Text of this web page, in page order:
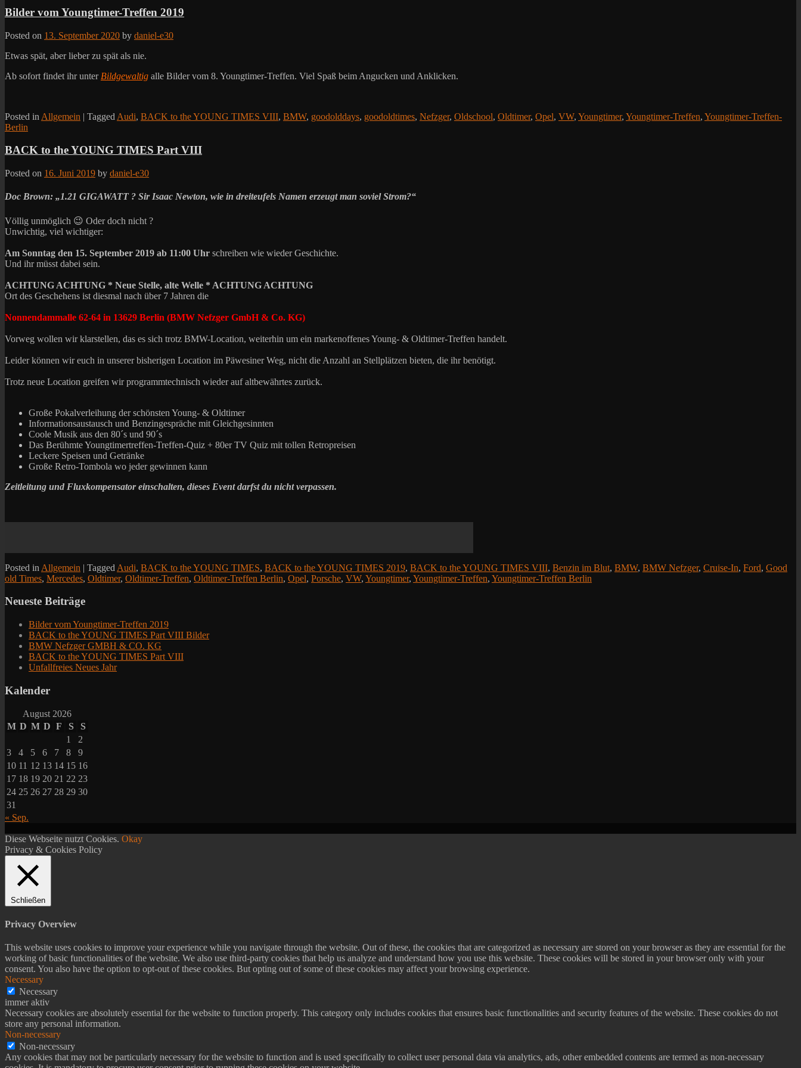
Bilder vom Youngtimer-Treffen 2019
Posted on 13. September 2020 by daniel-e30
Etwas spät, aber lieber zu spät als nie.
Ab sofort findet ihr unter Bildgewaltig alle Bilder vom 8. Youngtimer-Treffen. Viel Spaß beim Angucken und Anklicken.
Posted in Allgemein | Tagged Audi, BACK to the YOUNG TIMES VIII, BMW, goodolddays, goodoldtimes, Nefzger, Oldschool, Oldtimer, Opel, VW, Youngtimer, Youngtimer-Treffen, Youngtimer-Treffen-
Berlin
BACK to the YOUNG TIMES Part VIII
Posted on 16. Juni 2019 by daniel-e30
Doc Brown: „1.21 GIGAWATT ? Sir Isaac Newton, wie in dreiteufels Namen erzeugt man soviel Strom?“
Völlig unmöglich 😉 Oder doch nicht ?
Unwichtig, viel wichtiger:
Am Sonntag den 15. September 2019 ab 11:00 Uhr schreiben wie wieder Geschichte.
Und ihr müsst dabei sein.
ACHTUNG ACHTUNG * Neue Stelle, alte Welle * ACHTUNG ACHTUNG
Ort des Geschehens ist diesmal nach über 7 Jahren die
Nonnendammalle 62-64 in 13629 Berlin (BMW Nefzger GmbH & Co. KG)
Vorweg wollen wir klarstellen, das es sich trotz BMW-Location, weiterhin um ein markenoffenes Young- & Oldtimer-Treffen handelt.
Leider können wir euch in unserer bisherigen Location im Päwesiner Weg, nicht die Anzahl an Stellplätzen bieten, die ihr benötigt.
Trotz neue Location greifen wir programmtechnisch wieder auf altbewährtes zurück.
Große Pokalverleihung der schönsten Young- & Oldtimer
Informationsaustausch und Benzingespräche mit Gleichgesinnten
Coole Musik aus den 80´s und 90´s
Das Berühmte Youngtimertreffen-Treffen-Quiz + 80er TV Quiz mit tollen Retropreisen
Leckere Speisen und Getränke
Große Retro-Tombola wo jeder gewinnen kann
Zeitleitung und Fluxkompensator einschalten, dieses Event darfst du nicht verpassen.
Posted in Allgemein | Tagged Audi, BACK to the YOUNG TIMES, BACK to the YOUNG TIMES 2019, BACK to the YOUNG TIMES VIII, Benzin im Blut, BMW, BMW Nefzger, Cruise-In, Ford, Good
old Times, Mercedes, Oldtimer, Oldtimer-Treffen, Oldtimer-Treffen Berlin, Opel, Porsche, VW, Youngtimer, Youngtimer-Treffen, Youngtimer-Treffen Berlin
Neueste Beiträge
Bilder vom Youngtimer-Treffen 2019
BACK to the YOUNG TIMES Part VIII Bilder
BMW Nefzger GMBH & CO. KG
BACK to the YOUNG TIMES Part VIII
Unfallfreies Neues Jahr
Kalender
August 2026
M D M D F S
S
1
2
3
4 5 6 7 8
9
10 11 12 13 14 15 16
17 18 19 20 21 22 23
24 25 26 27 28 29 30
31
« Sep.
Diese Webseite nutzt Cookies. Okay
Privacy & Cookies Policy
Schließen
Privacy Overview
This website uses cookies to improve your experience while you navigate through the website. Out of these, the cookies that are categorized as necessary are stored on your browser as they are essential for the
working of basic functionalities of the website. We also use third-party cookies that help us analyze and understand how you use this website. These cookies will be stored in your browser only with your
consent. You also have the option to opt-out of these cookies. But opting out of some of these cookies may affect your browsing experience.
Necessary
Necessary
immer aktiv
Necessary cookies are absolutely essential for the website to function properly. This category only includes cookies that ensures basic functionalities and security features of the website. These cookies do not
store any personal information.
Non-necessary
Non-necessary
Any cookies that may not be particularly necessary for the website to function and is used specifically to collect user personal data via analytics, ads, other embedded contents are termed as non-necessary